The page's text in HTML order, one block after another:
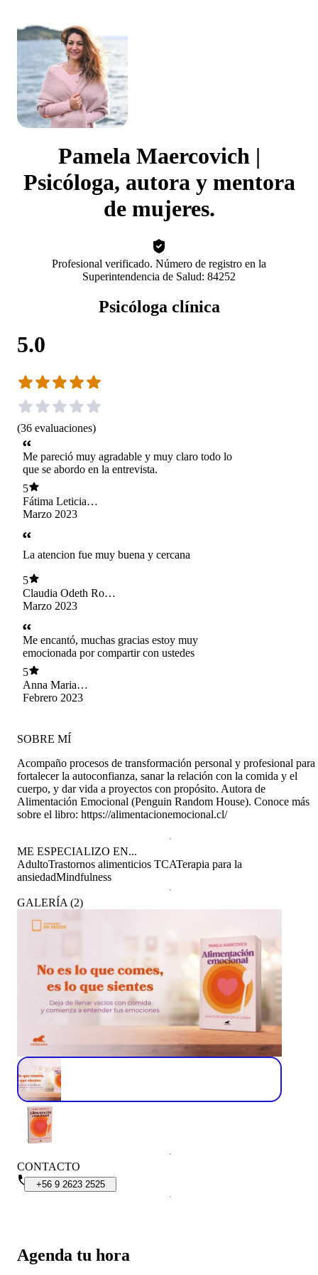
Pamela Maercovich |
Psicóloga, autora y mentora
de mujeres.
Profesional verificado. Número de registro en la
Superintendencia de Salud: 84252
Psicóloga clínica
5.0
(36 evaluaciones)
Me pareció muy agradable y muy claro todo lo
que se abordo en la entrevista.
5
Fátima Leticia
García Castro
Marzo 2023
La atencion fue muy buena y cercana
5
Claudia Odeth Roa
Molina
Marzo 2023
Me encantó, muchas gracias estoy muy
emocionada por compartir con ustedes
5
Anna Maria
Valencia Arras
Febrero 2023
Agenda tu hora
SOBRE MÍ
Acompaño procesos de transformación personal y profesional para
fortalecer la autoconfianza, sanar la relación con la comida y el
cuerpo, y dar vida a proyectos con propósito. Autora de
Alimentación Emocional (Penguin Random House). Conoce más
sobre el libro: https://alimentacionemocional.cl/
ME ESPECIALIZO EN...
AdultoTrastornos alimenticios TCATerapia para la
ansiedadMindfulness
GALERÍA (2)
CONTACTO
+56 9 2623 2525